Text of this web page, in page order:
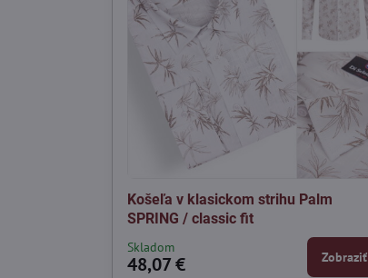
Košeľa v klasickom strihu Palm
SPRING / classic fit
Skladom
48,07 € Zobraziť